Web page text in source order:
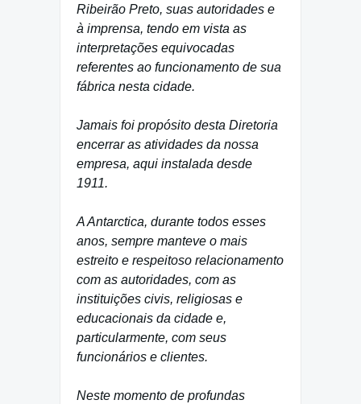
Ribeirão Preto, suas autoridades e
à imprensa, tendo em vista as
interpretações equivocadas
referentes ao funcionamento de sua
fábrica nesta cidade.
Jamais foi propósito desta Diretoria
encerrar as atividades da nossa
empresa, aqui instalada desde
1911.
A Antarctica, durante todos esses
anos, sempre manteve o mais
estreito e respeitoso relacionamento
com as autoridades, com as
instituições civis, religiosas e
educacionais da cidade e,
particularmente, com seus
funcionários e clientes.
Neste momento de profundas